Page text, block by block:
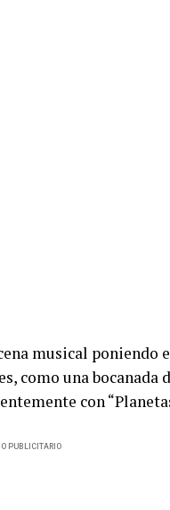
musical poniendo
como una bocanada
con
PUBLICITARIO